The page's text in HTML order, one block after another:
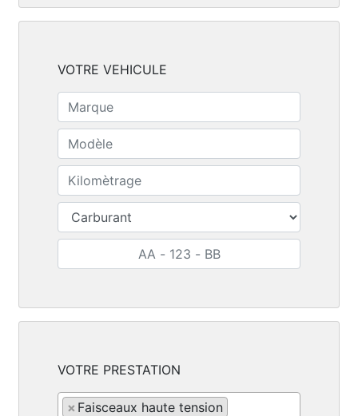
VOTRE VEHICULE
VOTRE PRESTATION
× Faisceaux haute tension